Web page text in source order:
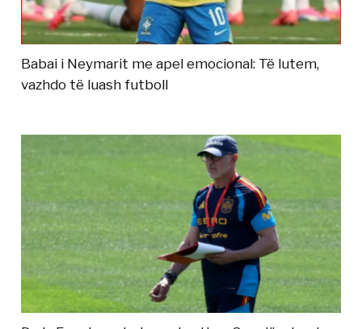
Babai i Neymarit me apel emocional: Të lutem,
vazhdo të luash futboll